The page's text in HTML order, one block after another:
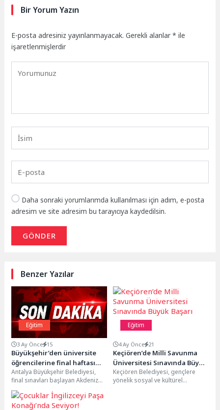
Bir Yorum Yazın
E-posta adresiniz yayınlanmayacak. Gerekli alanlar* ile
işaretlenmişlerdir
Daha sonraki yorumlarımda kullanılması için adım, e-posta
adresim ve site adresim bu tarayıcıya kaydedilsin.
GÖNDER
Benzer Yazılar
Eğitim
3 Ay Önce 15
Büyükşehir’den üniversite
öğrencilerine final haftası
boyunca sıcak çorba ikramı
Antalya Büyükşehir Belediyesi,
final sınavları başlayan Akdeniz
Üniversitesi öğrencilerine sıcak
çorba ikramında bulunacak.
Üniversite öğrencilerine...
Eğitim
4 Ay Önce 21
Keçiören’de Milli Savunma
Üniversitesi Sınavında Büyük
Başarı
Keçiören Belediyesi, gençlere
yönelik sosyal ve kültürel